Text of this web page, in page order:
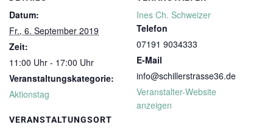
Datum:
Fr., 6. September 2019
Zeit:
11:00 Uhr - 17:00 Uhr
Veranstaltungskategorie:
Aktionstag
VERANSTALTUNGSORT
Ines Ch. Schweizer
Telefon
07191 9034333
E-Mail
info@schillerstrasse36.de
Veranstalter-Website
anzeigen